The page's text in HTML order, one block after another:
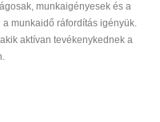
munkaigényesek és a
munkaidő ráfordítás igényük.
aktívan tevékenykednek a